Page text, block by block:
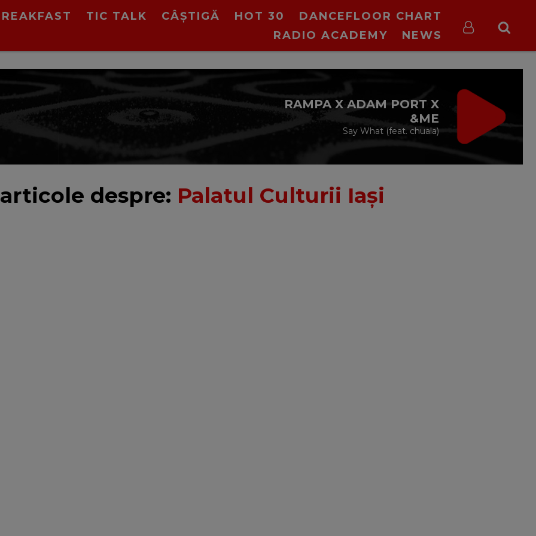
TIC TALK CÂȘTIGĂ HOT 30
DANCEFLOOR CHART
RADIO ACADEMY
NEWS
RAMPA X ADAM PORT X
&ME
Say What (feat. chuala)
despre: Palatul Culturii Iași